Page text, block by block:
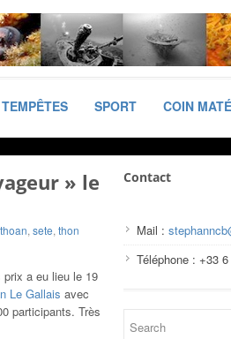
SPORT COIN
» le
, sete, thon
a eu lieu le 19
Le Gallais avec
participants. Très
Contact
Mail :
Téléphone : +33